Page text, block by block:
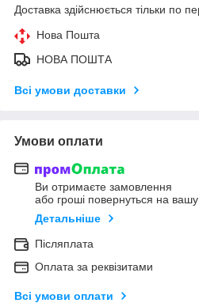
Доставка здійснюється тільки по
Нова Пошта
НОВА ПОШТА
Всі умови доставки
Умови оплати
Ви отримаєте замовлення
або гроші повернуться на вашу
Детальніше
Післяплата
Оплата за реквізитами
Всі умови оплати